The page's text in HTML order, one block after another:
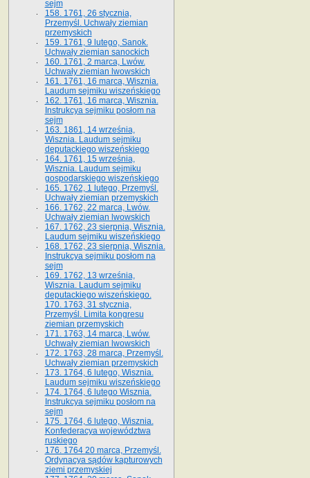
sejm
158. 1761, 26 stycznia,
Przemyśl. Uchwały ziemian
przemyskich
159. 1761, 9 lutego, Sanok.
Uchwały ziemian sanockich
160. 1761, 2 marca, Lwów.
Uchwały ziemian lwowskich
161. 1761, 16 marca, Wisznia.
Laudum sejmiku wiszeńskiego
162. 1761, 16 marca, Wisznia.
Instrukcya sejmiku posłom na
sejm
163. 1861, 14 września,
Wisznia. Laudum sejmiku
deputackiego wiszeńskiego
164. 1761, 15 września,
Wisznia. Laudum sejmiku
gospodarskiego wiszeńskiego
165. 1762, 1 lutego, Przemyśl.
Uchwały ziemian przemyskich
166. 1762, 22 marca, Lwów.
Uchwały ziemian lwowskich
167. 1762, 23 sierpnia, Wisznia.
Laudum sejmiku wiszeńskiego
168. 1762, 23 sierpnia, Wisznia.
Instrukcya sejmiku posłom na
sejm
169. 1762, 13 września,
Wisznia. Laudum sejmiku
deputackiego wiszeńskiego.
170. 1763, 31 stycznia,
Przemyśl. Limita kongresu
ziemian przemyskich
171. 1763, 14 marca, Lwów.
Uchwały ziemian lwowskich
172. 1763, 28 marca, Przemyśl.
Uchwały ziemian przemyskich
173. 1764, 6 lutego, Wisznia.
Laudum sejmiku wiszeńskiego
174. 1764, 6 lutego Wisznia.
Instrukcya sejmiku posłom na
sejm
175. 1764, 6 lutego, Wisznia.
Konfederacya województwa
ruskiego
176. 1764 20 marca, Przemyśl.
Ordynacya sądów kapturowych
ziemi przemyskiej